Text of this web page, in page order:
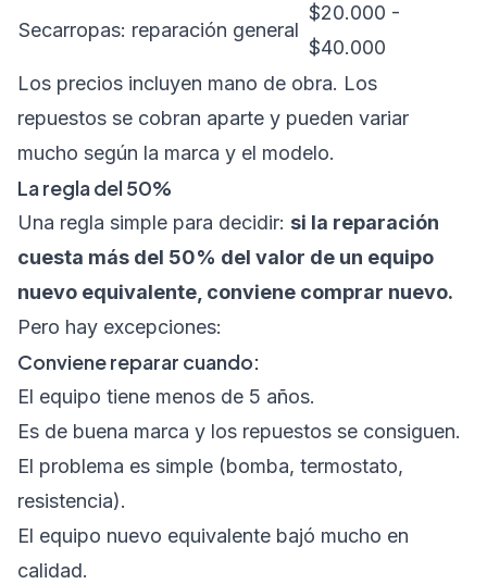
Secarropas: reparación general
$20.000 -
$40.000
Los precios incluyen mano de obra. Los
repuestos se cobran aparte y pueden variar
mucho según la marca y el modelo.
La regla del 50%
Una regla simple para decidir: si la reparación
cuesta más del 50% del valor de un equipo
nuevo equivalente, conviene comprar nuevo.
Pero hay excepciones:
Conviene reparar cuando:
El equipo tiene menos de 5 años.
Es de buena marca y los repuestos se consiguen.
El problema es simple (bomba, termostato,
resistencia).
El equipo nuevo equivalente bajó mucho en
calidad.